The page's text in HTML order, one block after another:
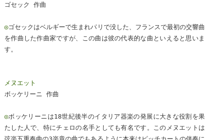
ゴセック 作曲
◎ゴセックはベルギーで生まれパリで没した、フランスで最初の交響曲
を作曲した作曲家ですが、この曲は彼の代表的な曲といえると思いま
す。
メヌエット
ボッケリーニ 作曲
◎ボッケリーニは18世紀後半のイタリア器楽の発展に大きな役割を果
たした人で、特にチェロの名手としても有名です。このメヌエットは